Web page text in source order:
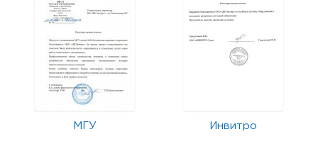
МГУ Инвитро